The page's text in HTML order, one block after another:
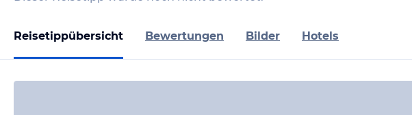
Reisetippübersicht Bewertungen Bilder Hotels